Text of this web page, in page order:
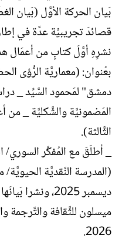
بَيان الحركة الأوَّل (بَيان
قصائدَ تجريبيَّة عدَّة في
بعُنوان: (معماريَّة الرُّؤى
دمشق" لمَحمود السَّيِّد _
المَضمونيَّة والشَّكليَّة _ من
الثَّالثة).
_ أطلَقَ مع المُفكِّر السوري/
ديسمبر 2025،
2026.